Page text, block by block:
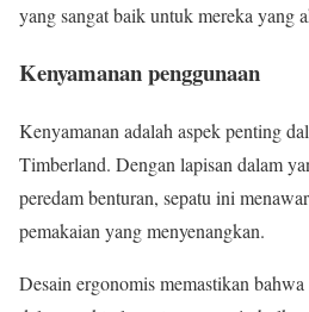
yang sangat baik untuk mereka yang
Kenyamanan penggunaan
Kenyamanan adalah aspek penting
Timberland. Dengan lapisan dalam
peredam benturan, sepatu ini
pemakaian yang menyenangkan.
Desain ergonomis memastikan